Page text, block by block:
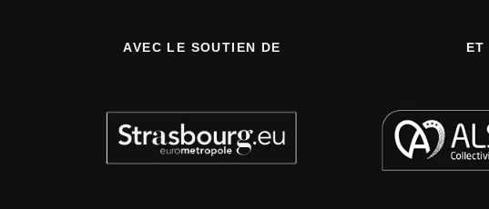
AVEC LE SOUTIEN DE ET